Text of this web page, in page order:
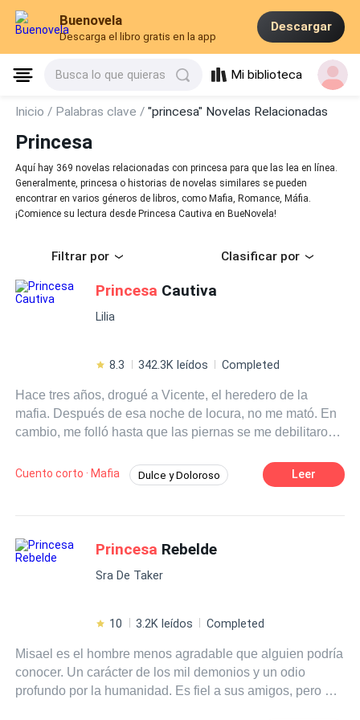
Buenovela
Descarga el libro gratis en la app
Descargar
Busca lo que quieras Mi biblioteca
Inicio / Palabras clave /"princesa" Novelas Relacionadas
Princesa
Aquí hay 369 novelas relacionadas con princesa para que las lea en línea.
Generalmente, princesa o historias de novelas similares se pueden
encontrar en varios géneros de libros, como Mafia, Romance, Máfia.
¡Comience su lectura desde Princesa Cautiva en BueNovela!
Filtrar por Clasificar por
Princesa Cautiva
Lilia
8.3 342.3K leídos Completed
Hace tres años, drogué a Vicente, el heredero de la
mafia. Después de esa noche de locura, no me mató. En
cambio, me folló hasta que las piernas se me debilitaron,
una y otra vez: —Princesa. Justo cuando iba a declarar
mis sentimientos, su primer amor, Isabel, regresó. Para
perros callejeros y me envió a prisión. Pero cuando
finalmente me quebré, volando a Boston para casarme
con otro, Vicente destrozó la ciudad de Nueva York para
Cuento corto · Mafia Dulce y Doloroso
Reconquista Desesperada Arrepentirse
Diferencia de Edad
Leer
Princesa Rebelde
Sra De Taker
10 3.2K leídos Completed
Misael es el hombre menos agradable que alguien podría
conocer. Un carácter de los mil demonios y un odio
profundo por la humanidad. Es fiel a sus amigos, pero no